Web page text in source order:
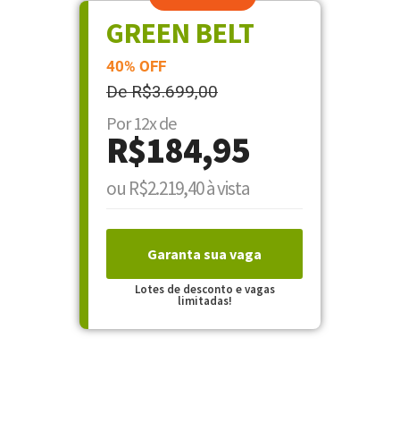
GREEN BELT
40% OFF
De R$3.699,00
Por 12x de
R$184,95
ou R$2.219,40 à vista
Garanta sua vaga
Lotes de desconto e vagas
limitadas!